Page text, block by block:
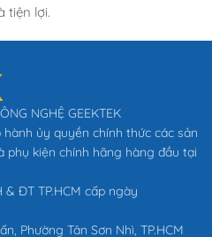
tiện lợi.
NGHỆ GEEKTEK
ủy quyền chính thức các sản
phụ kiện chính hãng hàng đầu tại
& ĐT TP.HCM cấp ngày
Phường Tân Sơn Nhì, TP.HCM